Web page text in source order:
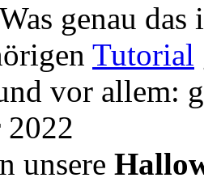
genau
Tutorial
vor allem:
unsere